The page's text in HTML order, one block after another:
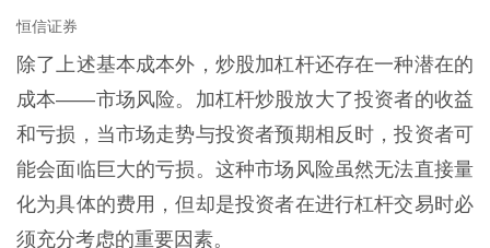
恒信证券
除了上述基本成本外，炒股加杠杆还存在一种潜在的
成本——市场风险。加杠杆炒股放大了投资者的收益
和亏损，当市场走势与投资者预期相反时，投资者可
能会面临巨大的亏损。这种市场风险虽然无法直接量
化为具体的费用，但却是投资者在进行杠杆交易时必
须充分考虑的重要因素。